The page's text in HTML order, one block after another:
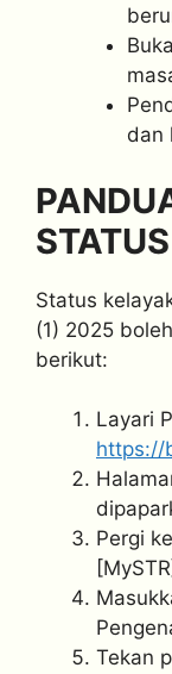
dan
Status
(1) 2025
berikut:
Layari
https://
Pergi
Tekan